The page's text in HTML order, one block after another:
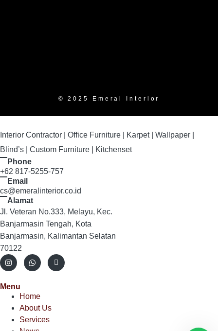
© 2025 Emeral Interior
Interior Contractor | Office Furniture | Karpet | Wallpaper |
Blind’s | Custom Furniture | Kitchenset
Phone
+62 817-5255-757
Email
cs@emeralinterior.co.id
Alamat
Jl. Veteran No.333, Melayu, Kec.
Banjarmasin Tengah, Kota
Banjarmasin, Kalimantan Selatan
70122
Menu
Home
About Us
Services